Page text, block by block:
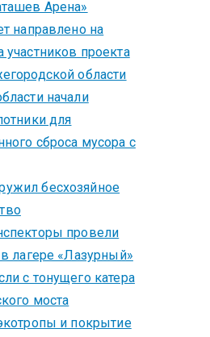
Арена»
направлено на
проекта
области
начали
для
сброса мусора с
бесхозяйное
провели
лагере «Лазурный»
с тонущего катера
моста
и покрытие